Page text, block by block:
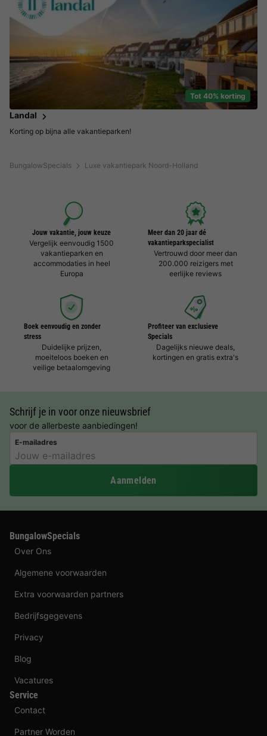
BungalowSpecials Luxe vakantiepark Noord-Holland
Tot 40% korting
Landal
Korting op bijna alle vakantieparken!
Jouw vakantie, jouw keuze
Vergelijk eenvoudig 1500
vakantieparken en
accommodaties in heel
Europa
Meer dan 20 jaar dé
vakantieparkspecialist
Vertrouwd door meer dan
200.000 reizigers met
eerlijke reviews
Boek eenvoudig en zonder
stress
Duidelijke prijzen,
moeiteloos boeken en
veilige betaalomgeving
Profiteer van exclusieve
Specials
Dagelijks nieuwe deals,
kortingen en gratis extra's
Schrijf je in voor onze nieuwsbrief
voor de allerbeste aanbiedingen!
E-mailadres
Aanmelden
BungalowSpecials
Over Ons
Algemene voorwaarden
Extra voorwaarden partners
Bedrijfsgegevens
Privacy
Blog
Vacatures
Service
Contact
Partner Worden